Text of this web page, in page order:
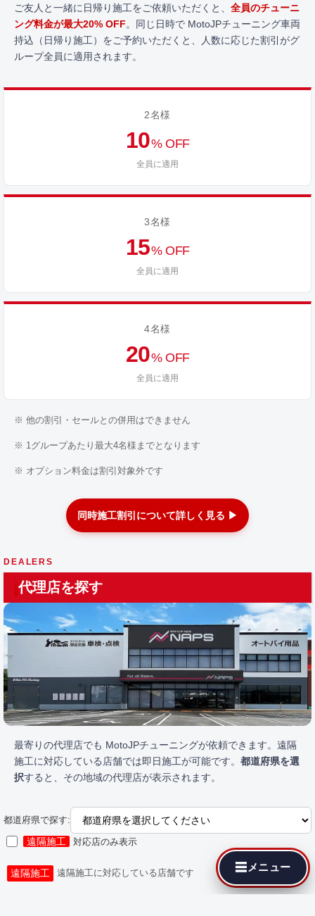
ご友人と一緒に日帰り施工をご依頼いただくと、 全員のチューニ
ング料金が最大20% OFF。同じ日時で MotoJPチューニング車両
持込（日帰り施工）をご予約いただくと、人数に応じた割引がグ
ループ全員に適用されます。
2名様
10% OFF
全員に適用
3名様
15% OFF
全員に適用
4名様
20% OFF
全員に適用
※ 他の割引・セールとの併用はできません
※ 1グループあたり最大4名様までとなります
※ オプション料金は割引対象外です
同時施工割引について詳しく見る ▶
DEALERS
代理店を探す
最寄りの代理店でも MotoJPチューニングが依頼できます。遠隔
施工に対応している店舗では即日施工が可能です。 都道府県を選
択すると、その地域の代理店が表示されます。
都道府県で探す:
遠隔施工 対応店のみ表示
遠隔施工 遠隔施工に対応している店舗です ☰ メニュー